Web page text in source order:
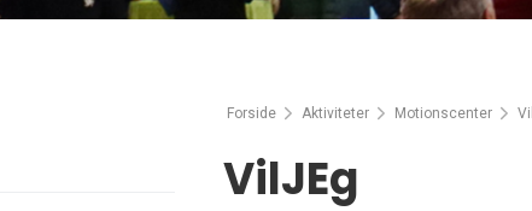
Forside Aktiviteter Motionscenter
VilJEg